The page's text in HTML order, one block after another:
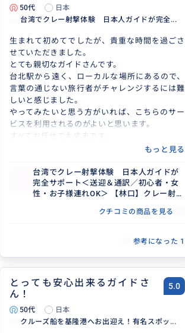
50代
日本
台湾でクレー射撃体験 日本人ガイドが完全...
生まれて初めてでしたが、貴重な時間を過ごさ
せていただきました。
とても親切なガイドさんです。
台北駅から遠く、ローカルな場所にあるので、
言葉の通じない旅行者がチャレンジするには難
しいと感じました。
やってみたいと思う方がいれば、こちらのサー
ビスを利用されるのがよいと思います。
すべてお任せで大丈夫です。
楽しい経験をさせていただきました。ありがと
もっと見る
台湾でクレー射撃体験 日本人ガイドが
完全サポート＜送迎＆通訳／初心者・女
性・お子様連れOK＞ 【林口】クレー射撃
クチコミの商品を見る
参考になった 1
とっても安心出来るガイドさ
ん！
5.0
50代
日本
クルーズ船を基隆港へお出迎え！有名スポッ...